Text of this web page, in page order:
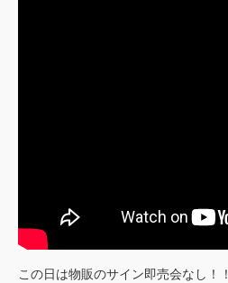
この日は物販のサイン即売会なし！！